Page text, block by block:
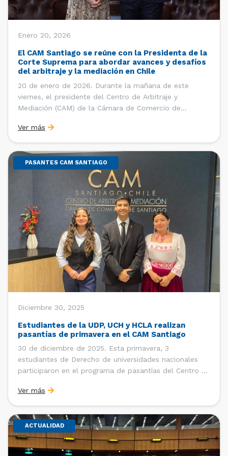
Enero 20, 2026
El CAM Santiago se reúne con la Presidenta de la
Corte Suprema para abordar avances y desafíos
del arbitraje y la mediación en Chile
20 de enero de 2026. Durante la mañana de este
viernes, el presidente del Centro de Arbitraje y
Mediación (CAM) de la Cámara de Comercio de
del CAM Santiago, Ximena Vial; y el gerente general de
la CCS, Carlos Soublette, sostuvieron un encuentro […]
Ver más
PASANTES CAM SANTIAGO
Diciembre 30, 2025
Estudiantes de la UDP, UCH y HCLA realizan
pasantías de primavera en el CAM Santiago
30 de diciembre de 2025. Esta primavera, 3
estudiantes de Derecho de universidades nacionales
participaron en el programa de pasantías del Centro de
de Santiago (CCS). Entre el 3 de noviembre y el 30 de
diciembre realizaron su pasantía Ingrid Ivania […]
Ver más
ACTUALIDAD